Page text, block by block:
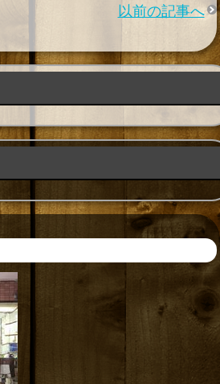
Instagram でフォロー
以前の記事へ